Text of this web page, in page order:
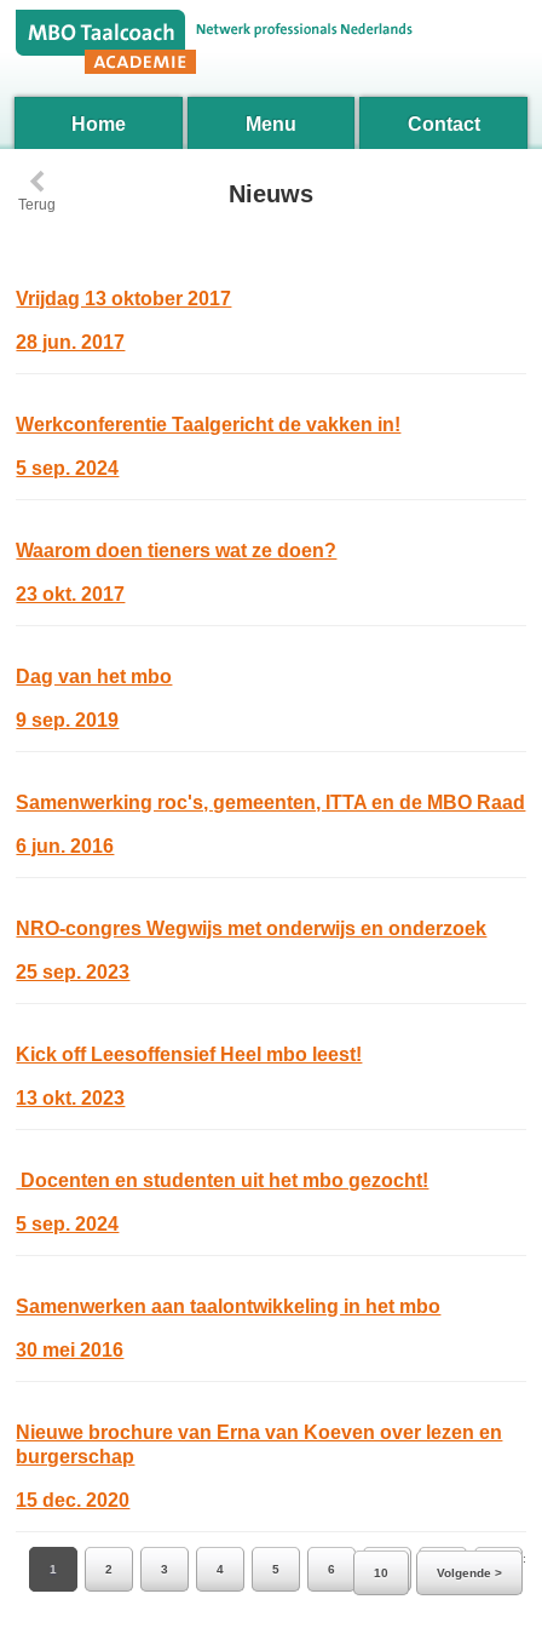
Home Menu Contact
‹
Terug Nieuws
Vrijdag 13 oktober 2017
28 jun. 2017
Werkconferentie Taalgericht de vakken in!
5 sep. 2024
Waarom doen tieners wat ze doen?
23 okt. 2017
Dag van het mbo
9 sep. 2019
Samenwerking roc's, gemeenten, ITTA en de MBO Raad
6 jun. 2016
NRO-congres Wegwijs met onderwijs en onderzoek
25 sep. 2023
Kick off Leesoffensief Heel mbo leest!
13 okt. 2023
Docenten en studenten uit het mbo gezocht!
5 sep. 2024
Samenwerken aan taalontwikkeling in het mbo
30 mei 2016
Nieuwe brochure van Erna van Koeven over lezen en
burgerschap
15 dec. 2020
Ga naar pagina:
1
2 3 4 5 6 7 8 9
10 Volgende >